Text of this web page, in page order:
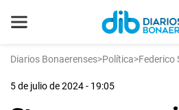
Diarios Bonaerenses>Política>Federico
5 de julio de 2024 - 19:05